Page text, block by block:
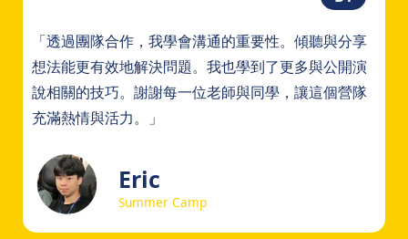
「透過團隊合作，我學會溝通的重要性。傾聽與分享
想法能更有效地解決問題。我也學到了更多與公開演
說相關的技巧。謝謝每一位老師與同學，讓這個營隊
充滿熱情與活力。」
Eric
Summer Camp